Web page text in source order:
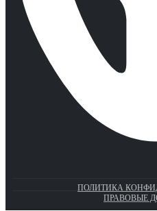
ПОЛИТИКА
ПРАВОВЫЕ